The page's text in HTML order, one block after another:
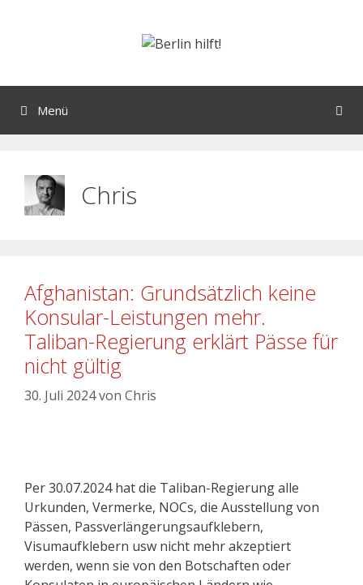
Menü
Chris
Afghanistan: Grundsätzlich keine
Konsular-Leistungen mehr.
Taliban-Regierung erklärt Pässe für
nicht gültig
30. Juli 2024von Chris
Per 30.07.2024 hat die Taliban-Regierung alle
Urkunden, Vermerke, NOCs, die Ausstellung von
Pässen, Passverlängerungsaufklebern,
Visumaufklebern usw nicht mehr akzeptiert
werden, wenn sie von den Botschaften oder